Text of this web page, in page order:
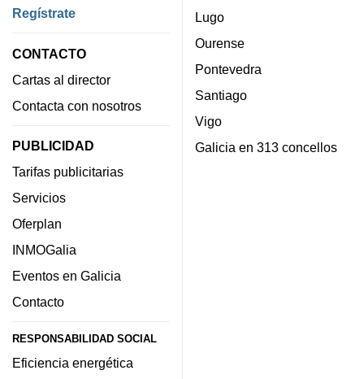
Regístrate
CONTACTO
Cartas al director
Contacta con nosotros
PUBLICIDAD
Tarifas publicitarias
Servicios
Oferplan
INMOGalia
Eventos en Galicia
Contacto
RESPONSABILIDAD SOCIAL
Eficiencia energética
Lugo
Ourense
Pontevedra
Santiago
Vigo
Galicia en 313 concellos